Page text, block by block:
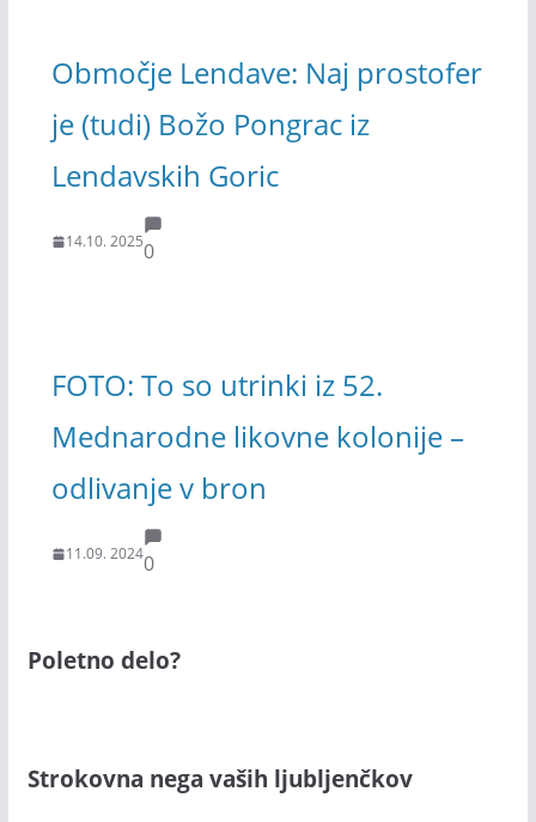
Območje Lendave: Naj prostofer
je (tudi) Božo Pongrac iz
Lendavskih Goric
14.10. 20250
FOTO: To so utrinki iz 52.
Mednarodne likovne kolonije –
odlivanje v bron
11.09. 20240
Poletno delo?
Strokovna nega vaših ljubljenčkov